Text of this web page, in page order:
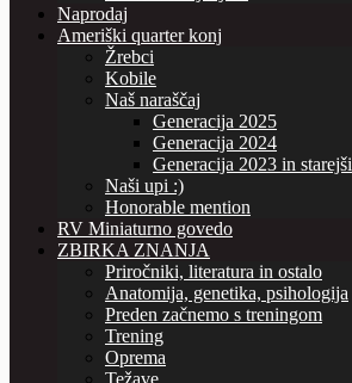
Naprodaj
Ameriški quarter konj
Žrebci
Kobile
Naš naraščaj
Generacija 2025
Generacija 2024
Generacija 2023 in starejši
Naši upi :)
Honorable mention
RV Miniaturno govedo
ZBIRKA ZNANJA
Priročniki, literatura in ostalo
Anatomija, genetika, psihologija
Preden začnemo s treningom
Trening
Oprema
Težave